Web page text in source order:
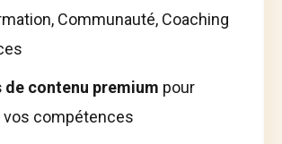
Communauté, Coaching
de contenu premium pour
vos compétences